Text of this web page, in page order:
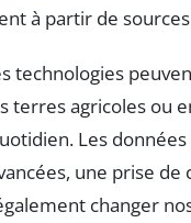
à partir de
technologies
terres agricoles ou
Les
une prise
changer